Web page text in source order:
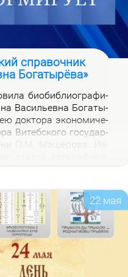
справочник
Богатырёва»
био­биб­лио­гра­фи­
Ва­си­льев­на Бо­га­ты­
док­то­ра эко­но­ми­че­
Ви­теб­ско­го го­судар­
22 мая